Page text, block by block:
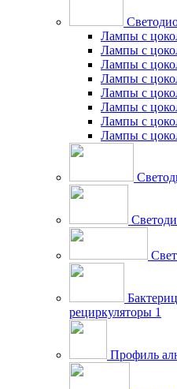
Лампы с
Лампы с
Лампы с
Лампы с
Лампы с
Лампы с
Лампы с
Лампы с
рециркуляторы 1
Профиль